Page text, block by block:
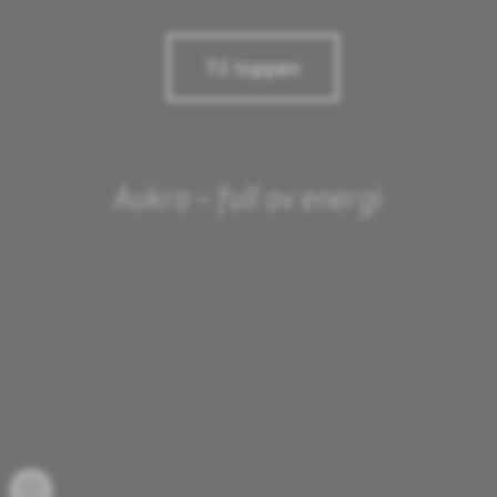
Til toppen